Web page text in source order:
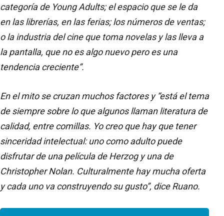
categoría de Young Adults; el espacio que se le da
en las librerías, en las ferias; los números de ventas;
o la industria del cine que toma novelas y las lleva a
la pantalla, que no es algo nuevo pero es una
tendencia creciente”.
En el mito se cruzan muchos factores y “está el tema
de siempre sobre lo que algunos llaman literatura de
calidad, entre comillas. Yo creo que hay que tener
sinceridad intelectual: uno como adulto puede
disfrutar de una película de Herzog y una de
Christopher Nolan. Culturalmente hay mucha oferta
y cada uno va construyendo su gusto”, dice Ruano.